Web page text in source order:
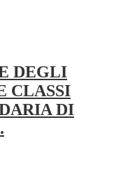
DEGLI
CLASSI
DI